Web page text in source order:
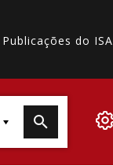
Publicações do ISA